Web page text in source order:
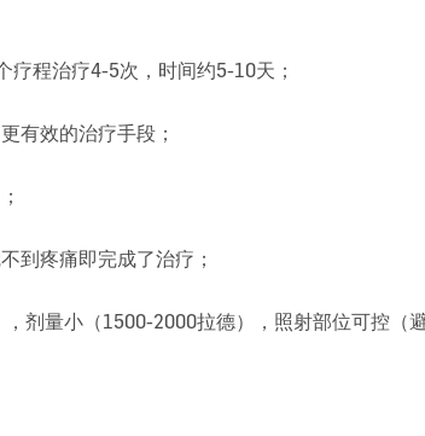
程治疗4-5次，时间约5-10天；
有效的治疗手段；
到疼痛即完成了治疗；
剂量小（1500-2000拉德），照射部位可控（